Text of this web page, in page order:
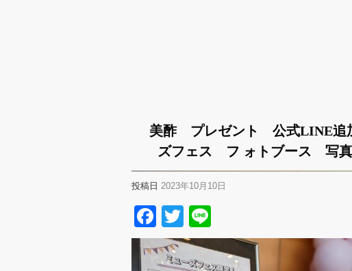
美酢 プレゼント 公式LINE
ズフェス フ ォトブース 写
投稿日 2023年10月10日
Facebook
Twitter